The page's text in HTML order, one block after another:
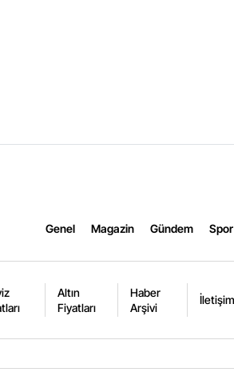
Genel Magazin Gündem Spor
Altın
Fiyatları
Haber
Arşivi